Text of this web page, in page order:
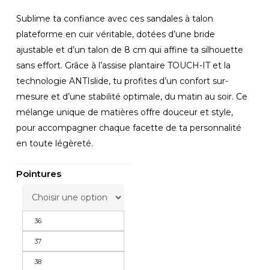
initial
était :
79,95€.
actuel
est :
56,00€.
Sublime ta confiance avec ces sandales à talon
plateforme en cuir véritable, dotées d’une bride
ajustable et d’un talon de 8 cm qui affine ta silhouette
sans effort. Grâce à l’assise plantaire TOUCH-IT et la
technologie ANTIslide, tu profites d’un confort sur-
mesure et d’une stabilité optimale, du matin au soir. Ce
mélange unique de matières offre douceur et style,
pour accompagner chaque facette de ta personnalité
en toute légèreté.
Pointures
36
37
38